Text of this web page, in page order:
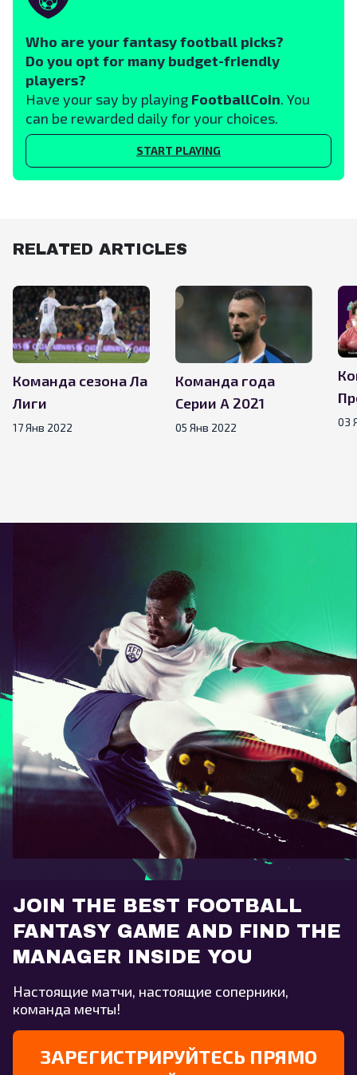
Who are your fantasy football picks?
Do you opt for many budget-friendly
players?
Have your say by playing FootballCoin. You
can be rewarded daily for your choices.
START PLAYING
RELATED ARTICLES
Команда сезона Ла
Лиги
17 Янв 2022
Команда года
Серии А 2021
05 Янв 2022 03
JOIN THE BEST FOOTBALL
FANTASY GAME AND FIND THE
MANAGER INSIDE YOU
Настоящие матчи, настоящие соперники,
команда мечты!
ЗАРЕГИСТРИРУЙТЕСЬ ПРЯМО